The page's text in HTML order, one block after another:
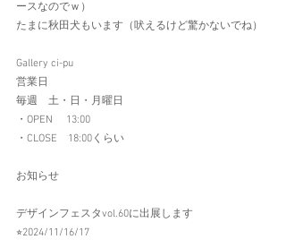
ースなのでｗ）
たまに秋田犬もいます（吠えるけど驚かないでね）
Gallery ci-pu
営業日
毎週　土・日・月曜日
・OPEN 　13:00
・CLOSE　18:00くらい
お知らせ
デザインフェスタvol.60に出展します
⭐︎2024/11/16/17